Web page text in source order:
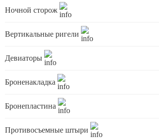
Ночной сторож
Вертикальные ригели
Девиаторы
Броненакладка
Бронепластина
Противосъемные штыри